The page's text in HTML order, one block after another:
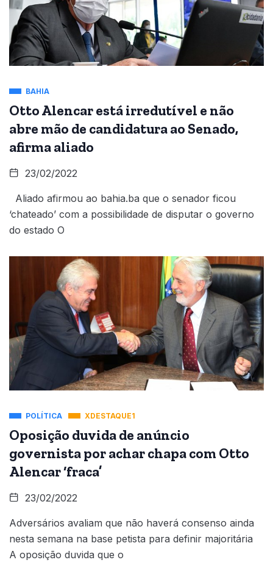
BAHIA
Otto Alencar está irredutível e não
abre mão de candidatura ao Senado,
afirma aliado
23/02/2022
Aliado afirmou ao bahia.ba que o senador ficou
‘chateado’ com a possibilidade de disputar o governo
do estado O
POLÍTICA XDESTAQUE1
Oposição duvida de anúncio
governista por achar chapa com Otto
Alencar ‘fraca’
23/02/2022
Adversários avaliam que não haverá consenso ainda
nesta semana na base petista para definir majoritária
A oposição duvida que o